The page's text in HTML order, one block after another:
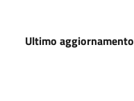
Ultimo aggiornamento